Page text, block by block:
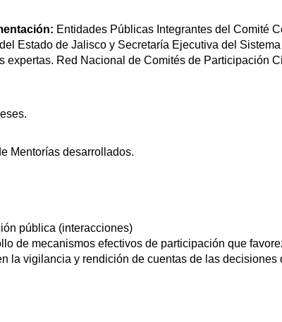
Entidades Públicas Integrantes del Comité
Estado de Jalisco y Secretaría Ejecutiva del
expertas. Red Nacional de Comités de Participación
Mentorías desarrollados.
pública (interacciones)
de mecanismos efectivos de participación que
la vigilancia y rendición de cuentas de las decisiones